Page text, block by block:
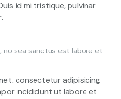
id mi tristique, pulvinar
no sea sanctus est labore et
consectetur adipisicing
incididunt ut labore et